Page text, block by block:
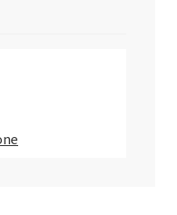
em bloco